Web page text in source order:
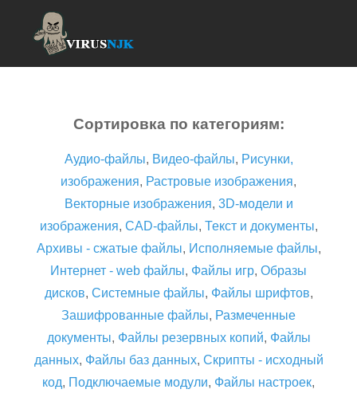
Сортировка по категориям:
Аудио-файлы, Видео-файлы, Рисунки,
изображения, Растровые изображения,
Векторные изображения, 3D-модели и
изображения, CAD-файлы, Текст и документы,
Архивы - сжатые файлы, Исполняемые файлы,
Интернет - web файлы, Файлы игр, Образы
дисков, Системные файлы, Файлы шрифтов,
Зашифрованные файлы, Размеченные
документы, Файлы резервных копий, Файлы
данных, Файлы баз данных, Скрипты - исходный
код, Подключаемые модули, Файлы настроек,